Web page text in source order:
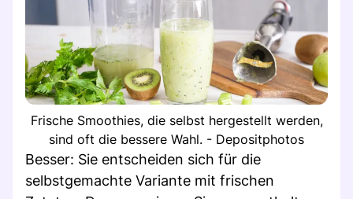
Frische Smoothies, die selbst hergestellt werden,
sind oft die bessere Wahl. - Depositphotos
Besser: Sie entscheiden sich für die
selbstgemachte Variante mit frischen